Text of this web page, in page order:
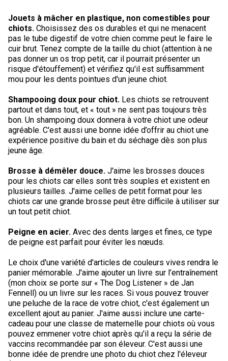
Chien nu du Pérou (Perro Sin Pelo Del Peru)
Épagneul springer gallois
Spinone italiano
Vizsla à poil lisse
Vizsla à poil dur
Braque de Weimar
Samoyède
Schnauzer (géant)
Schnauzer (standard)
Husky sibérien
Saint Bernard
Dogue du Tibet
Laika de lakoutie
Jouets à mâcher en plastique, non comestibles pour
chiots. Choisissez des os durables et qui ne menacent
pas le tube digestif de votre chien comme peut le faire le
cuir brut. Tenez compte de la taille du chiot (attention à ne
pas donner un os trop petit, car il pourrait présenter un
risque d'étouffement) et vérifiez qu'il est suffisamment
mou pour les dents pointues d'un jeune chiot.
Shampooing doux pour chiot. Les chiots se retrouvent
partout et dans tout, et « tout » ne sent pas toujours très
bon. Un shampoing doux donnera à votre chiot une odeur
agréable. C'est aussi une bonne idée d’offrir au chiot une
expérience positive du bain et du séchage dès son plus
jeune âge.
Brosse à démêler douce. J'aime les brosses douces
pour les chiots car elles sont très souples et existent en
plusieurs tailles. J'aime celles de petit format pour les
chiots car une grande brosse peut être difficile à utiliser sur
un tout petit chiot.
Peigne en acier. Avec des dents larges et fines, ce type
de peigne est parfait pour éviter les nœuds.
Le choix d'une variété d'articles de couleurs vives rendra le
panier mémorable. J'aime ajouter un livre sur l’entraînement
(mon choix se porte sur « The Dog Listener » de Jan
Fennell) ou un livre sur les races. Si vous pouvez trouver
une peluche de la race de votre chiot, c'est également un
excellent ajout au panier. J'aime aussi inclure une carte-
cadeau pour une classe de maternelle pour chiots où vous
pouvez emmener votre chiot après qu'il a reçu la série de
vaccins recommandée par son éleveur. C'est aussi une
bonne idée de prendre une photo du chiot chez l'éleveur